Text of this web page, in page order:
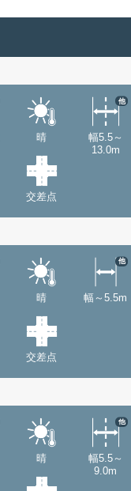
晴
幅5.5～
13.0m
他
交差点
晴 幅～5.5m
他
交差点
晴
幅5.5～
9.0m
他